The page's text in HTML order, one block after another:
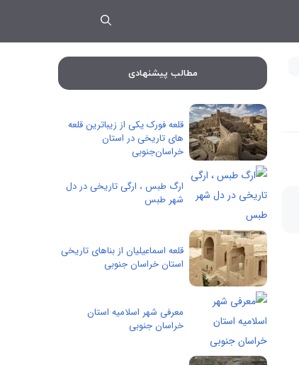
مطالب پیشنهادی
قلعه فورک یکی از زیباترین قلعه
های تاریخی در استان
خراسان‌جنوبی
ارگ طبس ، ارگی تاریخی در دل
شهر طبس
قلعه اسماعیلیان از بناهای تاریخی
استان خراسان جنوبی
معرفی شهر اسلامیه استان
خراسان جنوبی